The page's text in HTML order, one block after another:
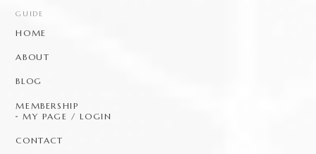
GUIDE
HOME
ABOUT
BLOG
MEMBERSHIP
MY PAGE / LOGIN
CONTACT